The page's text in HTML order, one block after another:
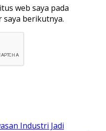
web saya pada
berikutnya.